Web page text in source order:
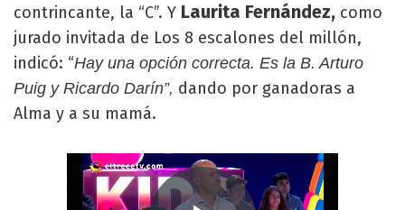
contrincante, la “C”. Y Laurita Fernández, como
jurado invitada de Los 8 escalones del millón,
indicó: “Hay una opción correcta. Es la B. Arturo
Puig y Ricardo Darín”, dando por ganadoras a
Alma y a su mamá.